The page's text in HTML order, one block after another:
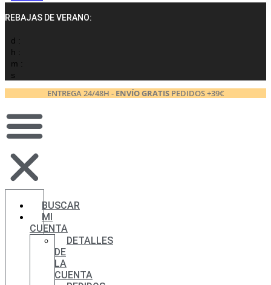
REBAJAS DE VERANO:
d :
h :
m :
s
ENTREGA 24/48H - ENVÍO GRATISPEDIDOS +39€
BUSCAR
MI
CUENTA
DETALLES
DE
LA
CUENTA